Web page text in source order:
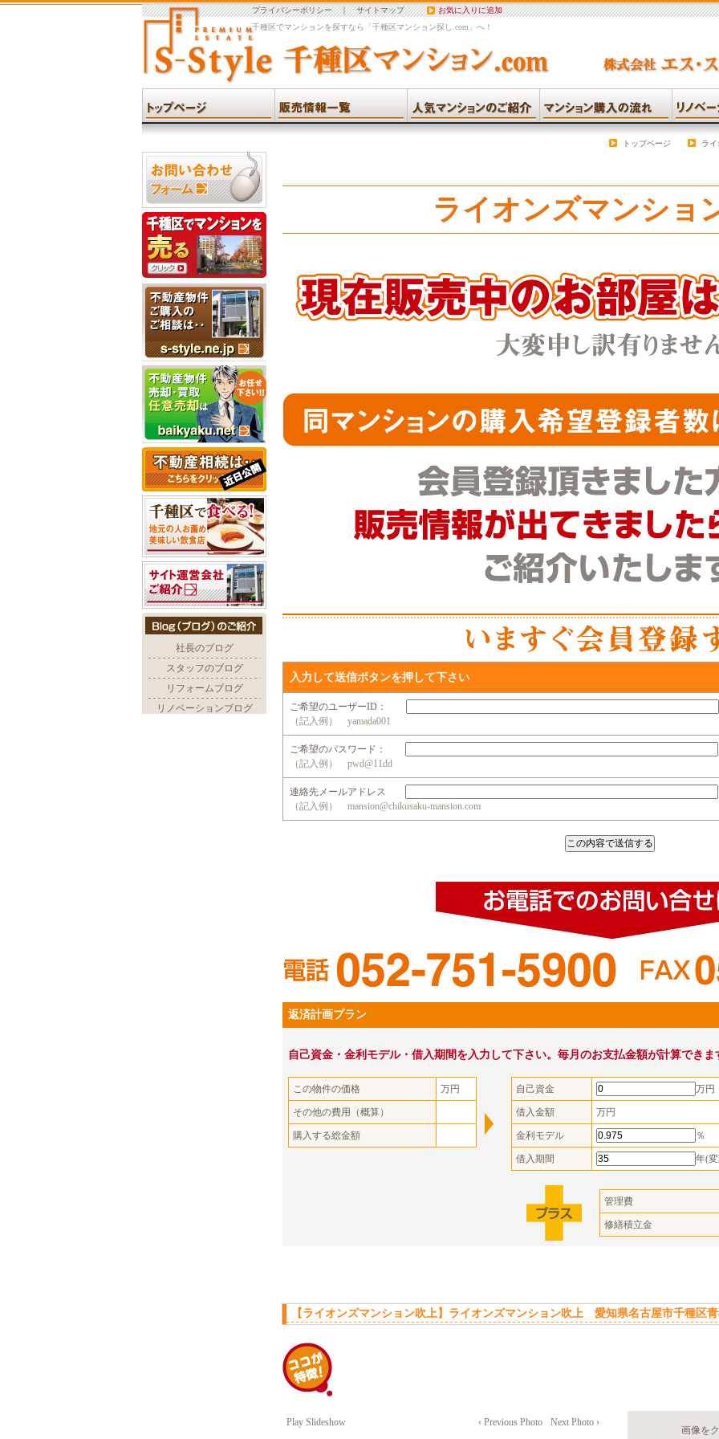
プライバシーポリシー｜サイトマップ
お気に入りに追加
千種区でマンションを探すなら「千種区マンション探し.com」へ！
トップページ ラ
ライオンズマンショ
入力して送信ボタンを押して下さい
ご希望のユーザーID：
（記入例） yamada001
ご希望のパスワード：
（記入例） pwd@11dd
連絡先メールアドレス
（記入例） mansion@chikusaku-mansion.com
返済計画プラン
自己資金・金利モデル・借入期間を入力して下さい。毎月のお支払金額が計算できま
この物件の価格 万円
その他の費用（概算）
購入する総金額
自己資金 万円
借入金額 万円
金利モデル ％
借入期間 年(
管理費
修繕積立金
【ライオンズマンション吹上】ライオンズマンション吹上 愛知県名古屋市千種区
Play Slideshow ‹ Previous Photo Next Photo ›
画像を